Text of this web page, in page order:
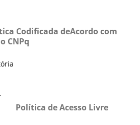
Codificada deAcordo com
CNPq
Política de Acesso Livre